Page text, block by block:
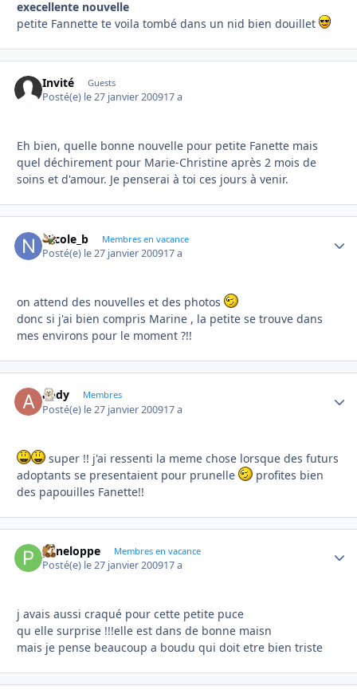
execellente nouvelle
petite Fannette te voila tombé dans un nid bien douillet
Invité Guests
Posté(e) le 27 janvier 200917 a
Eh bien, quelle bonne nouvelle pour petite Fanette mais
quel déchirement pour Marie-Christine après 2 mois de
soins et d'amour. Je penserai à toi ces jours à venir.
Nicole_b Membres en vacance
Posté(e) le 27 janvier 200917 a
on attend des nouvelles et des photos
donc si j'ai bien compris Marine , la petite se trouve dans
mes environs pour le moment ?!!
andy Membres
Posté(e) le 27 janvier 200917 a
super !! j'ai ressenti la meme chose lorsque des futurs
adoptants se presentaient pour prunelle
profites bien
des papouilles Fanette!!
peneloppe Membres en vacance
Posté(e) le 27 janvier 200917 a
j avais aussi craqué pour cette petite puce
qu elle surprise !!!elle est dans de bonne maisn
mais je pense beaucoup a boudu qui doit etre bien triste